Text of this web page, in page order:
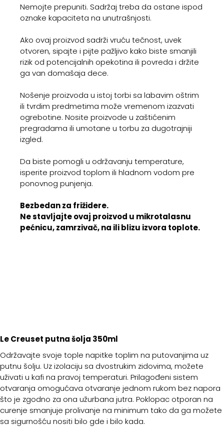
Nemojte prepuniti. Sadržaj treba da ostane ispod
oznake kapaciteta na unutrašnjosti.
Ako ovaj proizvod sadrži vruću tečnost, uvek
otvoren, sipajte i pijte pažljivo kako biste smanjili
rizik od potencijalnih opekotina ili povreda i držite
ga van domašaja dece.
Nošenje proizvoda u istoj torbi sa labavim oštrim
ili tvrdim predmetima može vremenom izazvati
ogrebotine. Nosite proizvode u zaštićenim
pregradama ili umotane u torbu za dugotrajniji
izgled.
Da biste pomogli u održavanju temperature,
isperite proizvod toplom ili hladnom vodom pre
ponovnog punjenja.
Bezbedan za frižidere.
Ne stavljajte ovaj proizvod u mikrotalasnu
pećnicu, zamrzivač, na ili blizu izvora toplote.
Le Creuset putna šolja 350ml
Održavajte svoje tople napitke toplim na putovanjima uz
putnu šolju. Uz izolaciju sa dvostrukim zidovima, možete
uživati u kafi na pravoj temperaturi. Prilagođeni sistem
otvaranja omogućava otvaranje jednom rukom bez napora
što je zgodno za ona užurbana jutra. Poklopac otporan na
curenje smanjuje prolivanje na minimum tako da ga možete
sa sigurnošću nositi bilo gde i bilo kada.